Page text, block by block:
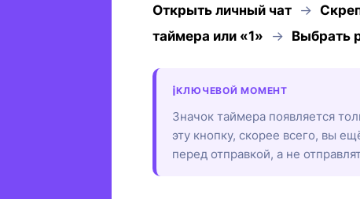
Открыть личный чат →
таймера или «1» → Выбрать
КЛЮЧЕВОЙ МОМЕНТ
Значок таймера появляется
эту кнопку, скорее всего, вы
перед отправкой, а не